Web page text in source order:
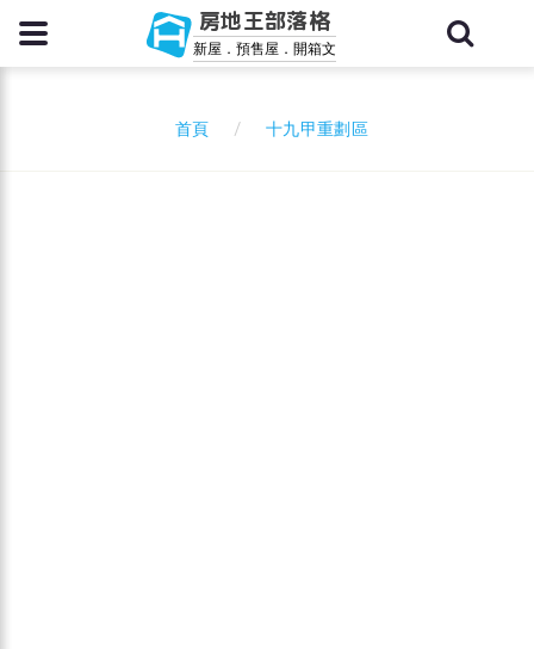
房地王部落格
新屋．預售屋．開箱文
首頁 十九甲重劃區